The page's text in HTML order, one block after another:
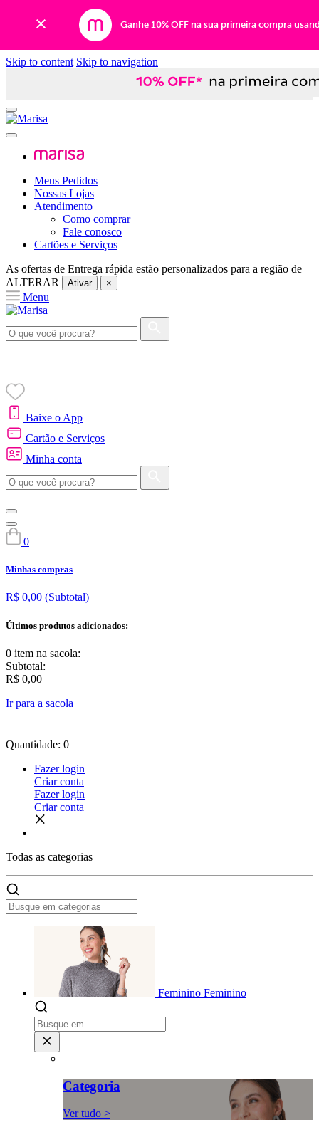
Ganhe 10% OFF na sua primeira compra
Skip to content Skip to navigation
Meus Pedidos
Nossas Lojas
Atendimento
Como comprar
Fale conosco
Cartões e Serviços
As ofertas de Entrega rápida estão personalizados para a região de
ALTERAR
Ativar ×
Menu
Baixe o App
Cartão e Serviços
Minha conta
0
Minhas compras
R$ 0,00 (Subtotal)
Últimos produtos adicionados:
0 item na sacola:
Subtotal:
R$ 0,00
Ir para a sacola
Quantidade: 0
Fazer login
Criar conta
Fazer login
Criar conta
Todas as categorias
Feminino Feminino
Categoria
Ver tudo >